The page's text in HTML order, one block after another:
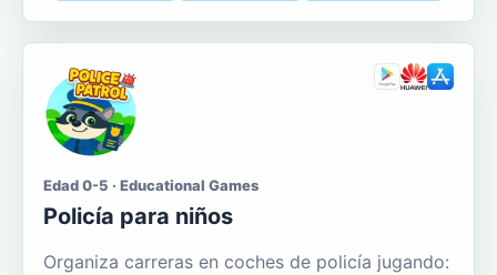
Edad 0-5 · Educational Games
Policía para niños
Organiza carreras en coches de policía jugando: